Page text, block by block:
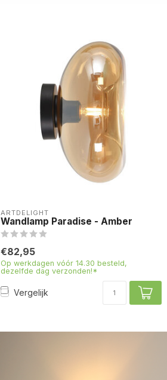
ARTDELIGHT
Wandlamp Paradise - Amber
€82,95
Op werkdagen vóór 14.30 besteld,
dezelfde dag verzonden!*
Vergelijk